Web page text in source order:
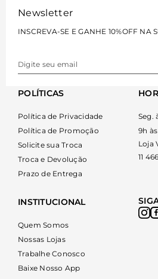
Newsletter
INSCREVA-SE E GANHE 10%OFF NA
INSTITUCIONAL
Quem Somos
Nossas Lojas
Trabalhe Conosco
Baixe Nosso App
POLÍTICAS
Política de Privacidade
Política de Promoção
Solicite sua Troca
Troca e Devolução
Prazo de Entrega
Seg.
9h
Loja
11